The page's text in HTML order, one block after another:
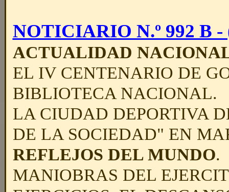
NOTICIARIO N.º 992 B -
ACTUALIDAD
EL IV CENTENARIO DE
BIBLIOTECA NACIONAL.
LA CIUDAD DEPORTIVA
DE LA SOCIEDAD" EN
REFLEJOS DEL MUNDO.
MANIOBRAS DEL